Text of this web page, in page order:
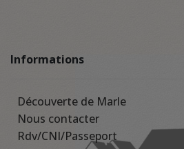
Informations
Découverte de Marle
Nous contacter
Rdv/CNI/Passeport